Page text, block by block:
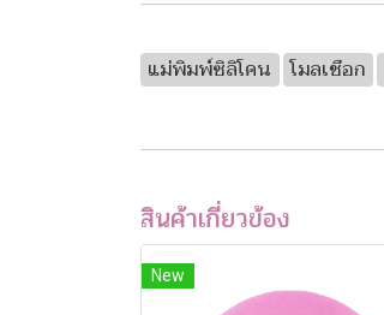
แม่พิมพ์ซิลิโคน โมลเชือก
สินค้าเกี่ยวข้อง
New